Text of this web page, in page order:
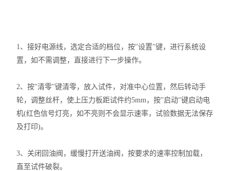
1、接好电源线，选定合适的档位，按"设置"键，进行系统设
置，如不需调整，直接进行下一步操作。
2、按"清零"键清零，放入试件，对准中心位置，然后转动手
轮，调整丝杆，使上压力板距试件约5mm，按"启动"键启动电
机(红色信号灯亮，如不亮则不会显示速率，试验数据无法保存
及打印)。
3、关闭回油阀，缓慢打开送油阀，按要求的速率控制加载，
直至试件破裂。